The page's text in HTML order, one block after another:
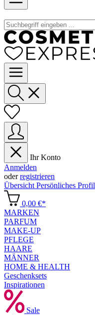
Ihr Konto
Anmelden
oderregistrieren
Übersicht Persönliches Profil
0,00 €*
MARKEN
PARFUM
MAKE-UP
PFLEGE
HAARE
MÄNNER
HOME & HEALTH
Geschenksets
Inspirationen
Sale